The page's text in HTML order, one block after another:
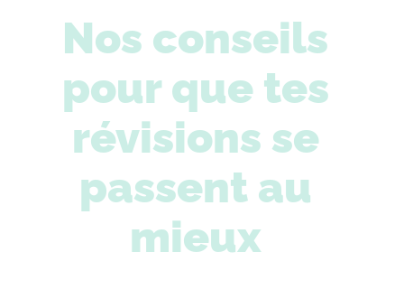
Nos conseils
pour que tes
révisions se
passent au
mieux